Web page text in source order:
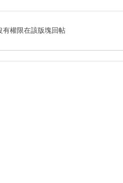
有權限在該版塊回帖